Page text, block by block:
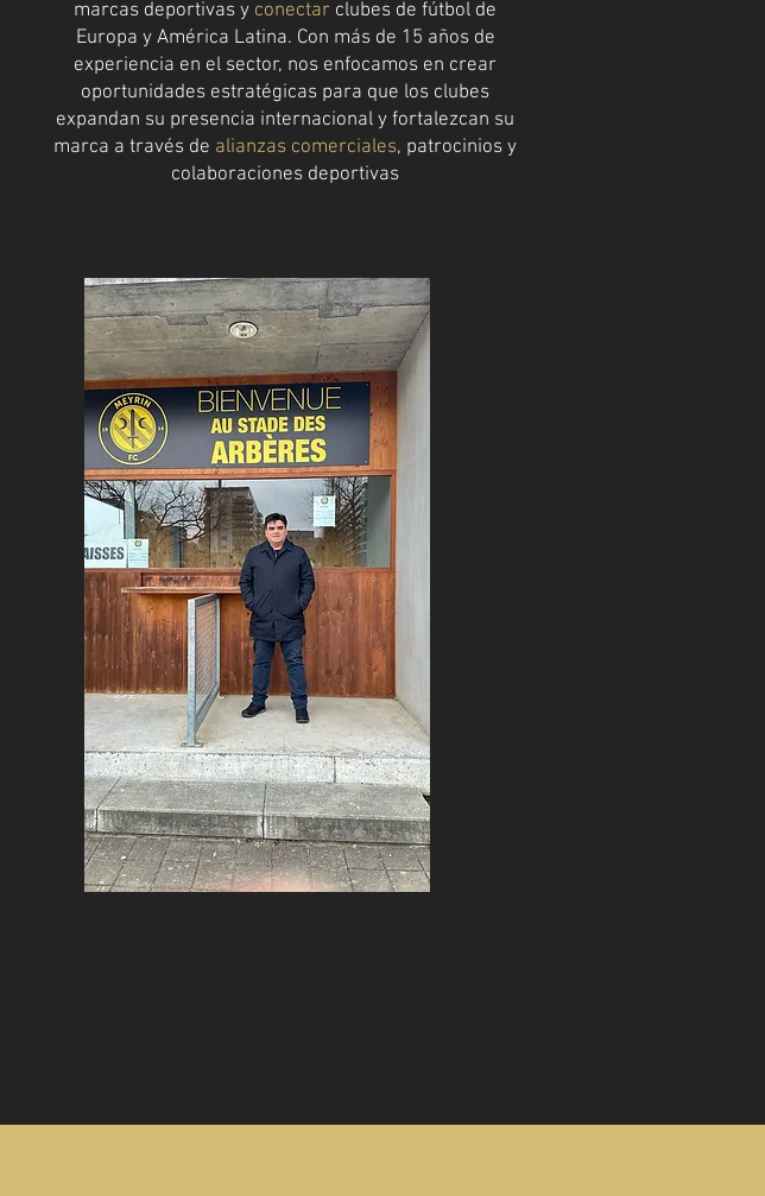
marcas deportivas y conectar clubes de fútbol de
Europa y América Latina. Con más de 15 años de
experiencia en el sector, nos enfocamos en crear
oportunidades estratégicas para que los clubes
expandan su presencia internacional y fortalezcan su
marca a través de alianzas comerciales, patrocinios y
colaboraciones deportivas